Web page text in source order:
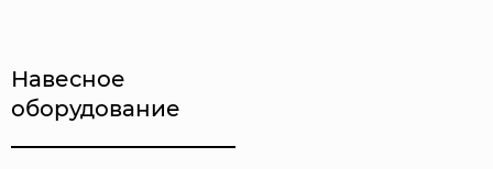
Навесное
оборудование